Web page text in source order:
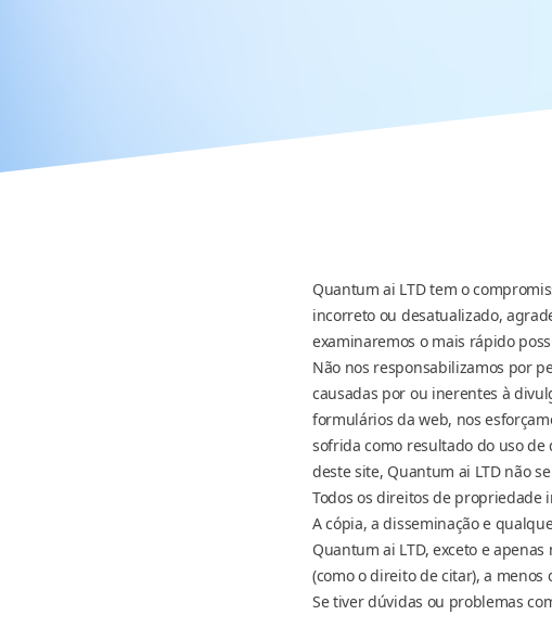
Quantum ai LTD tem o
incorreto ou desatualizado,
examinaremos o mais rápido
Não nos responsabilizamos por
causadas por ou inerentes à
formulários da web, nos
sofrida como resultado do uso
deste site, Quantum ai LTD não
Todos os direitos de propriedade
A cópia, a disseminação e
Quantum ai LTD, exceto e
(como o direito de citar), a
Se tiver dúvidas ou problemas